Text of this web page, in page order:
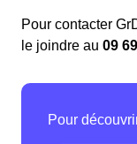
Pour contacter
le joindre au 09